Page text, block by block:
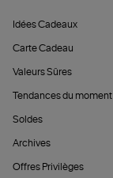
Idées Cadeaux
Carte Cadeau
Valeurs Sûres
Tendances du moment
Soldes
Archives
Offres Privilèges